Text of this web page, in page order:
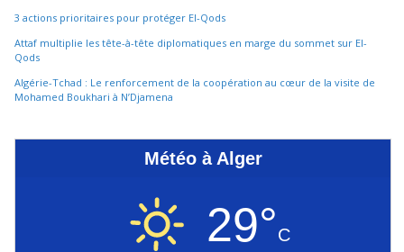
3 actions prioritaires pour protéger El-Qods
Attaf multiplie les tête-à-tête diplomatiques en marge du sommet sur El-
Qods
Algérie-Tchad : Le renforcement de la coopération au cœur de la visite de
Mohamed Boukhari à N’Djamena
Météo à Alger
29°C